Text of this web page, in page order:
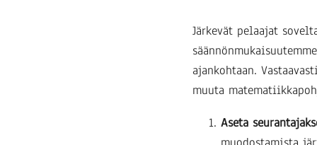
Järkevät pelaajat
ajankohtaan.
muuta
Aseta